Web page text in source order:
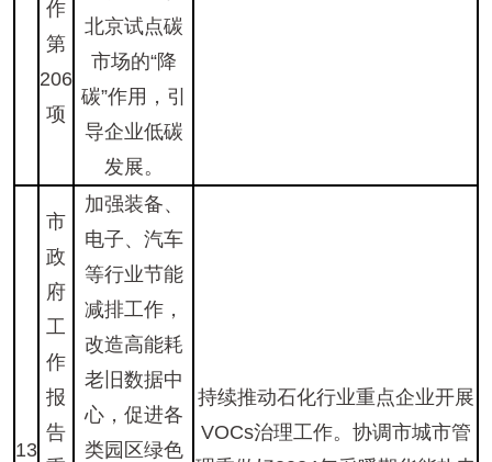
作
第
206
项
北京试点碳
市场的“降
碳”作用，引
导企业低碳
发展。
13
市
政
府
工
作
报
告
加强装备、
电子、汽车
等行业节能
减排工作，
改造高能耗
老旧数据中
心，促进各
类园区绿色
持续推动石化行业重点企业开展
VOCs治理工作。协调市城市管